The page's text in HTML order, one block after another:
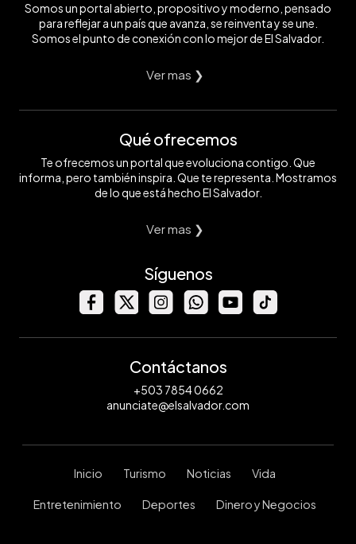
Somos un portal abierto, propositivo y moderno, pensado
para reflejar a un país que avanza, se reinventa y se une.
Somos el punto de conexión con lo mejor de El Salvador.
Ver mas ❯
Qué ofrecemos
Te ofrecemos un portal que evoluciona contigo. Que
informa, pero también inspira. Que te representa. Mostramos
de lo que está hecho El Salvador.
Ver mas ❯
Síguenos
Contáctanos
+503 7854 0662
anunciate@elsalvador.com
Inicio Turismo Noticias Vida
Entretenimiento Deportes Dinero y Negocios